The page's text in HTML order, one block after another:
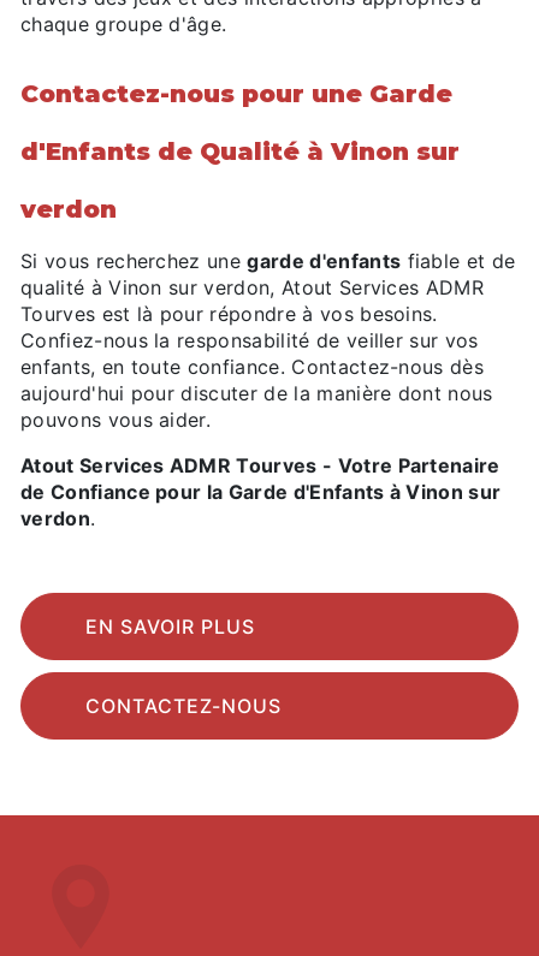
chaque groupe d'âge.
Contactez-nous pour une Garde
d'Enfants de Qualité à Vinon sur
verdon
Si vous recherchez unegarde d'enfants fiable et de
qualité à Vinon sur verdon, Atout Services ADMR
Tourves est là pour répondre à vos besoins.
Confiez-nous la responsabilité de veiller sur vos
enfants, en toute confiance. Contactez-nous dès
aujourd'hui pour discuter de la manière dont nous
pouvons vous aider.
Atout Services ADMR Tourves - Votre Partenaire
de Confiance pour la Garde d'Enfants à Vinon sur
verdon.
EN SAVOIR PLUS
CONTACTEZ-NOUS